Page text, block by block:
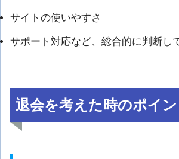
サイトの使いやすさ
サポート対応など、総合的に判断し
退会を考えた時のポイン